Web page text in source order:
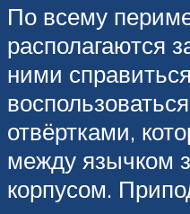
По всему
располагаются
ними
отвёртками,
между язычком
корпусом.